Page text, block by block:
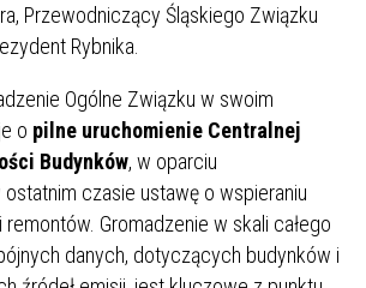
Przewodniczący Śląskiego Związku
Rybnika.
Ogólne Związku w swoim
o pilne uruchomienie Centralnej
Budynków, w oparciu
czasie ustawę o wspieraniu
Gromadzenie w skali całego
danych, dotyczących budynków i